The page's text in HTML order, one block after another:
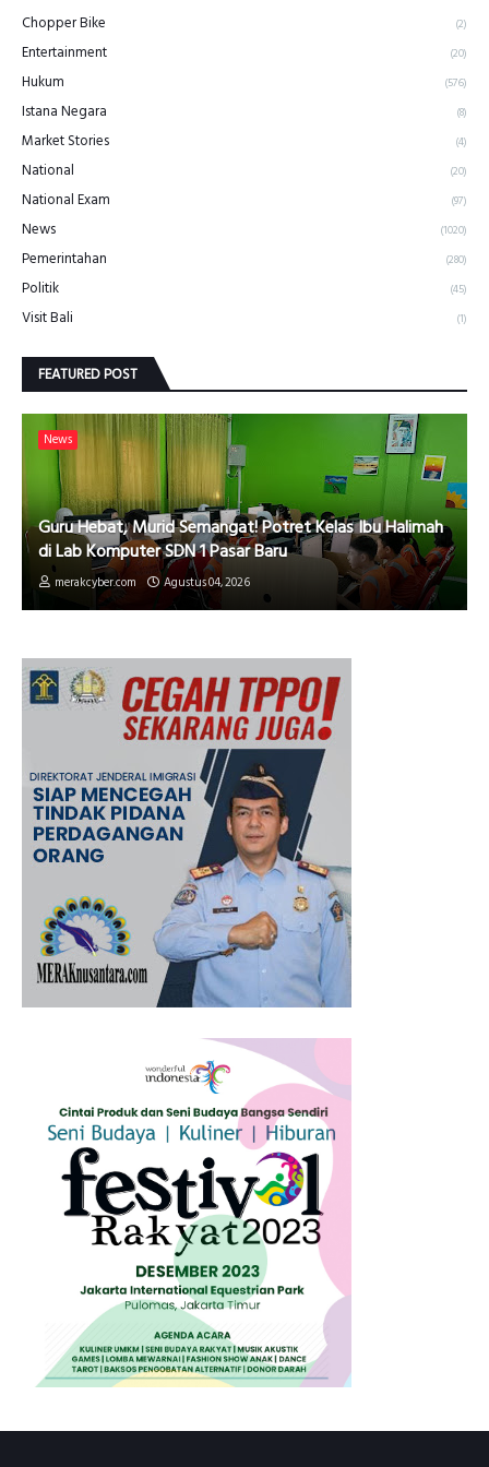
Chopper Bike (2)
Entertainment (20)
Hukum (576)
Istana Negara (8)
Market Stories (4)
National (20)
National Exam (97)
News (1020)
Pemerintahan (280)
Politik (45)
Visit Bali (1)
FEATURED POST
News
Guru Hebat, Murid Semangat! Potret Kelas Ibu Halimah
di Lab Komputer SDN 1 Pasar Baru
merakcyber.com Agustus 04, 2026